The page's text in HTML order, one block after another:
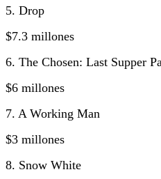
5. Drop
$7.3 millones
6. The Chosen: Last Supper
$6 millones
7. A Working Man
$3 millones
8. Snow White